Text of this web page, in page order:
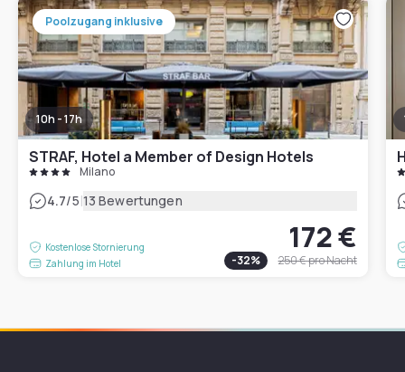
Poolzugang inklusive
10h - 17h
STRAF, Hotel a Member of Design Hotels
Milano
4.7/5|13 Bewertungen
Kostenlose Stornierung
Zahlung im Hotel
172 €
-32% 250 €pro Nacht